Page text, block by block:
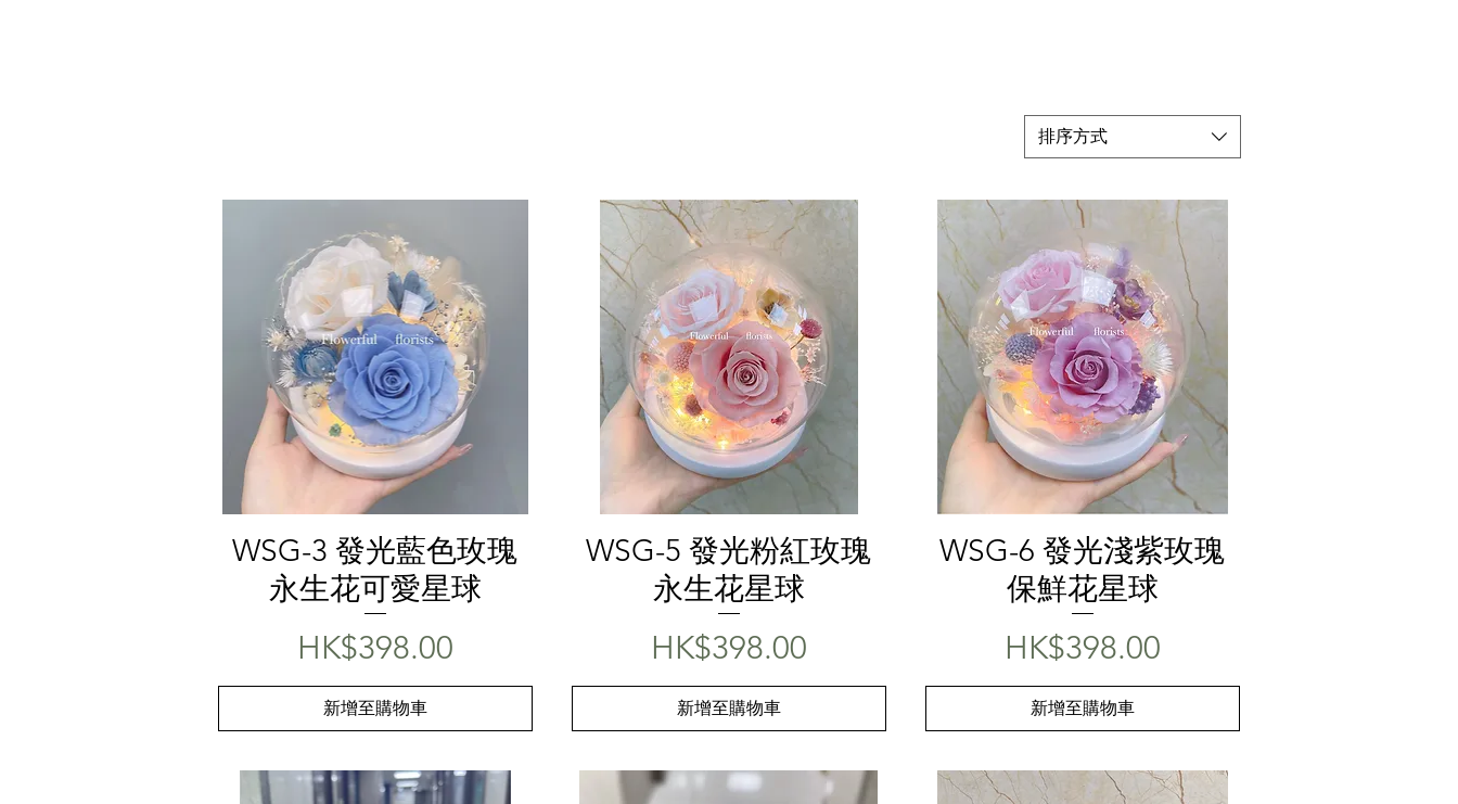
排序方式
快速瀏覽
WSG-3 發光藍色玫瑰
永生花可愛星球
價格
HK$398.00
新增至購物車
快速瀏覽
WSG-5 發光粉紅玫瑰
永生花星球
價格
HK$398.00
新增至購物車
快速瀏覽
WSG-6 發光淺紫玫瑰
保鮮花星球
價格
HK$398.00
新增至購物車